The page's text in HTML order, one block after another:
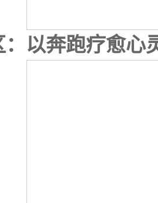
：以奔跑疗愈心